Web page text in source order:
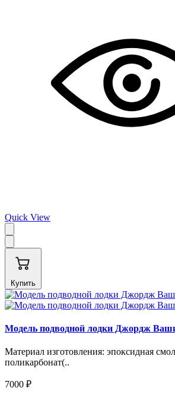
Quick View
Купить
Модель подводной лодки Джордж
Материал изготовления: эпоксидная
поликарбонат(..
7000 ₽